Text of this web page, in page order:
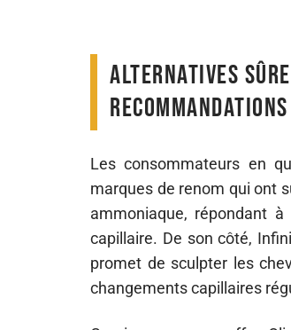
Alternatives
recommandations
Les consommateurs en
marques de renom qui ont
ammoniaque, répondant
capillaire. De son côté,
promet de sculpter les
changements capillaires